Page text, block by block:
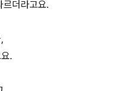
더라고요.
.